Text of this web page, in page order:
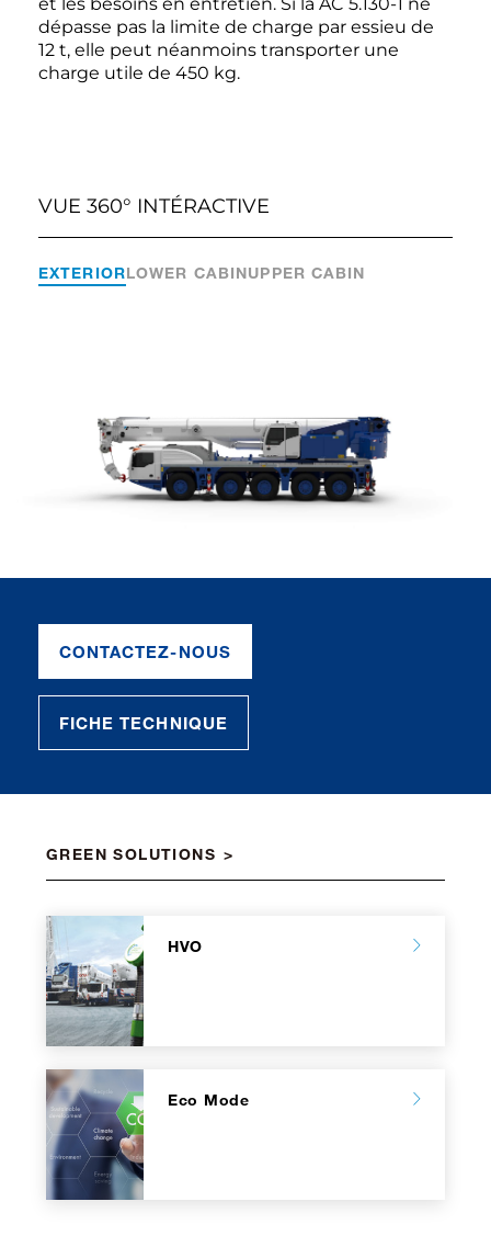
et les besoins en entretien. Si la AC 5.130-1 ne
dépasse pas la limite de charge par essieu de
12 t, elle peut néanmoins transporter une
charge utile de 450 kg.
VUE 360° INTÉRACTIVE
EXTERIORLOWER CABINUPPER CABIN
CONTACTEZ-NOUS
FICHE TECHNIQUE
GREEN SOLUTIONS
HVO
Eco Mode